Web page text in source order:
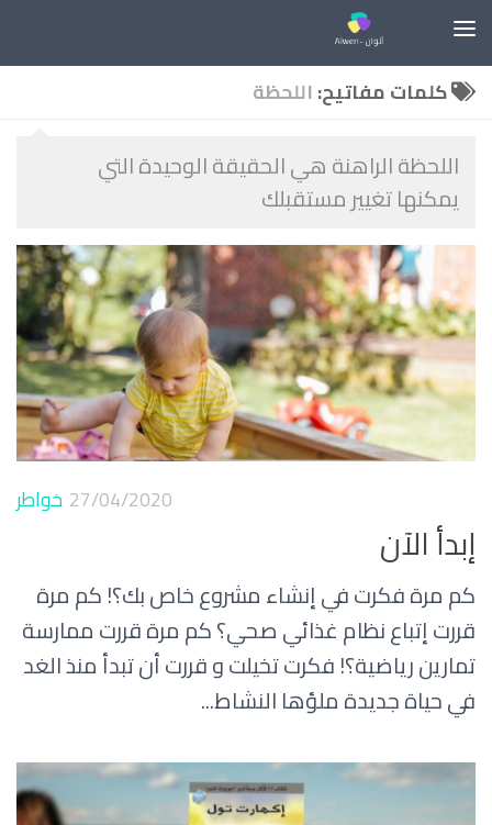
كلمات مفاتيح:اللحظة
اللحظة الراهنة هي الحقيقة الوحيدة التي
يمكنها تغيير مستقبلك
خواطر 27/04/2020
إبدأ الآن
كم مرة فكرت في إنشاء مشروع خاص بك؟! كم مرة
قررت إتباع نظام غذائي صحي؟ كم مرة قررت ممارسة
تمارين رياضية؟! فكرت تخيلت و قررت أن تبدأ منذ الغد
في حياة جديدة ملؤها النشاط...